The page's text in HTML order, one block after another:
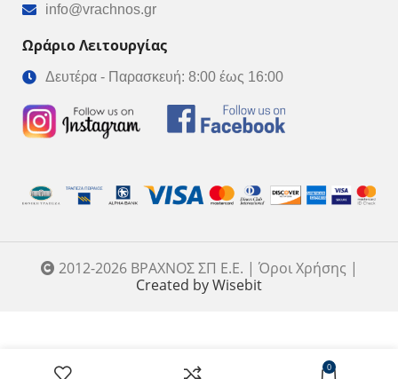
info@vrachnos.gr
Ωράριο Λειτουργίας
Δευτέρα - Παρασκευή: 8:00 έως 16:00
2012-2026 ΒΡΑΧΝΟΣ ΣΠ Ε.Ε. | Όροι Χρήσης |
Created by Wisebit
Χακί
0